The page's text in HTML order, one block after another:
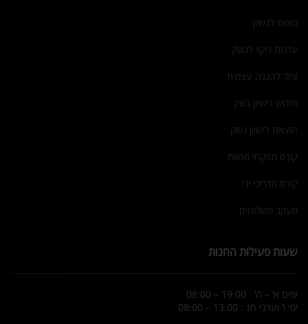
כוונות לנשק
ערכות ניקוי לנשק
ציוד להגנה עצמית
חידוש רישיון נשק
הוצאת רישיון נשק
קורס מפקחי מטווח
קורס מדריכי ירי
מעקב משלוחים
שעות פעילות החנות
ימים א’ – ה’ : 19:00 – 08:00
ימי ו’ וערבי חג : 13:00 – 08:00